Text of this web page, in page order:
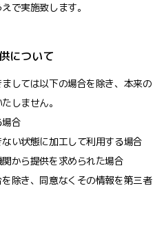
で実施致します。
について
しては以下の場合を除き、本来の
しません。
場合
い状態に加工して利用する場合
から提供を求められた場合
除き、同意なくその情報を第三者